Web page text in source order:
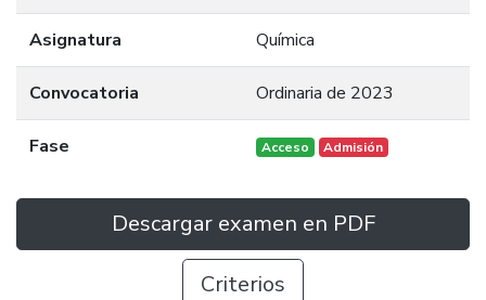
Asignatura Química
Convocatoria Ordinaria de 2023
Fase Acceso Admisión
Descargar examen en PDF
Criterios